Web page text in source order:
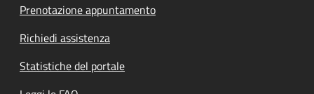
Prenotazione appuntamento
Richiedi assistenza
Statistiche del portale